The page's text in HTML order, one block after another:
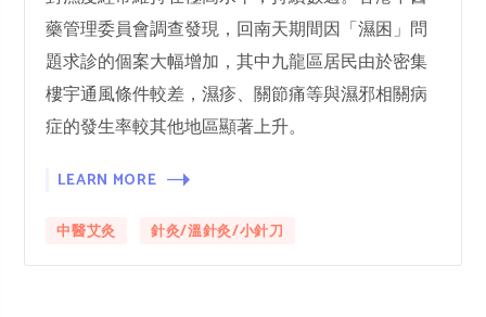
藥管理委員會調查發現，回南天期間因「濕困」問
題求診的個案大幅增加，其中九龍區居民由於密集
樓宇通風條件較差，濕疹、關節痛等與濕邪相關病
症的發生率較其他地區顯著上升。
LEARN MORE
中醫艾灸 針灸/溫針灸/小針刀